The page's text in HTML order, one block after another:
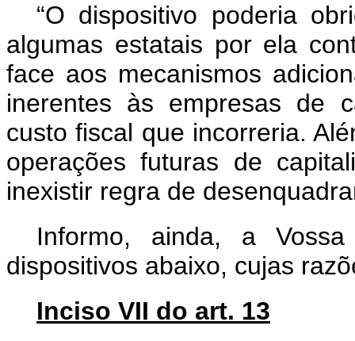
“O dispositivo poderia
algumas estatais por ela
face aos mecanismos
inerentes às empresas de
custo fiscal que incorreria.
operações futuras de
inexistir regra de
Informo, ainda, a
dispositivos abaixo, cujas
Inciso VII do art. 13